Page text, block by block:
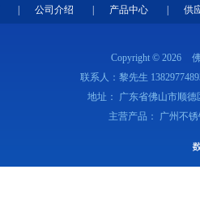
公司介绍 产品中心 供
Copyright © 2026
联系人：黎先生
地址： 广东省佛山市顺
主营产品： 广州不